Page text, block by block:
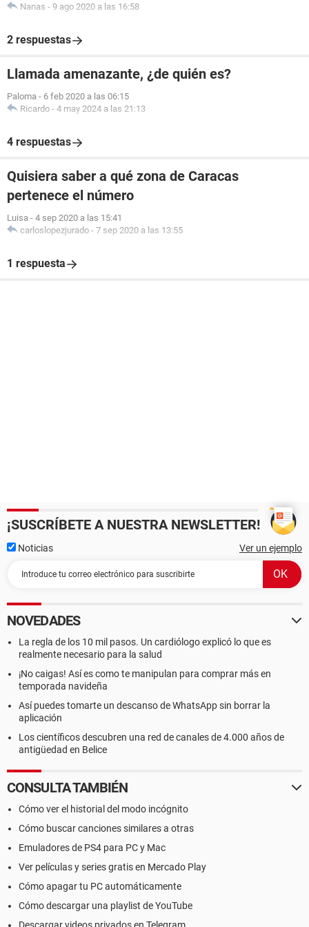
Nanas - 9 ago 2020 a las 16:58
2 respuestas
Llamada amenazante, ¿de quién es?
Paloma - 6 feb 2020 a las 06:15
Ricardo - 4 may 2024 a las 21:13
4 respuestas
Quisiera saber a qué zona de Caracas
pertenece el número
Luisa - 4 sep 2020 a las 15:41
carloslopezjurado - 7 sep 2020 a las 13:55
1 respuesta
¡SUSCRÍBETE A NUESTRA NEWSLETTER!
Noticias Ver un ejemplo
NOVEDADES
La regla de los 10 mil pasos. Un cardiólogo explicó lo que es
realmente necesario para la salud
¡No caigas! Así es como te manipulan para comprar más en
temporada navideña
Así puedes tomarte un descanso de WhatsApp sin borrar la
aplicación
Los científicos descubren una red de canales de 4.000 años de
antigüedad en Belice
CONSULTA TAMBIÉN
Cómo ver el historial del modo incógnito
Cómo buscar canciones similares a otras
Emuladores de PS4 para PC y Mac
Ver películas y series gratis en Mercado Play
Cómo apagar tu PC automáticamente
Cómo descargar una playlist de YouTube